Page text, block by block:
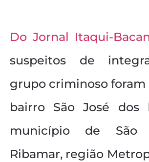
Do Jornal Itaqui-
suspeitos de
grupo criminoso
bairro São José dos
município de São
Ribamar, região